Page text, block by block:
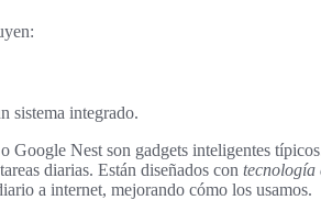
sistema integrado.
Google Nest son gadgets inteligentes
diarias. Están diseñados con tecnología
a internet, mejorando cómo los usamos.